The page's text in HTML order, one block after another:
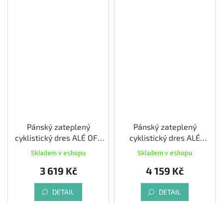
Pánský zateplený
cyklistický dres ALÉ OFF
ROAD - GRAVEL WOOL
LINE, octanium
Skladem v eshopu
3 619 Kč
DETAIL
Pánský zateplený
cyklistický dres ALÉ
KLIMATIK K-IDRO, stucco
Skladem v eshopu
4 159 Kč
DETAIL